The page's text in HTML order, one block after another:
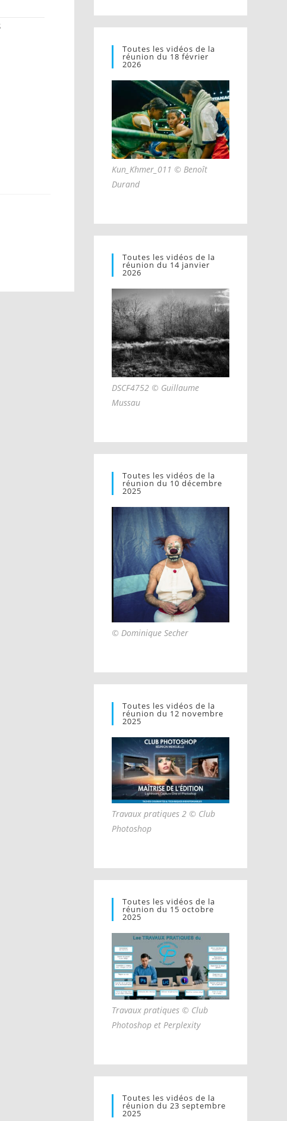
Toutes les vidéos de la
réunion du 18 février
2026
Kun_Khmer_011 © Benoît
Durand
Toutes les vidéos de la
réunion du 14 janvier
2026
DSCF4752 © Guillaume
Mussau
Toutes les vidéos de la
réunion du 10 décembre
2025
© Dominique Secher
Toutes les vidéos de la
réunion du 12 novembre
2025
Travaux pratiques 2 © Club
Photoshop
Toutes les vidéos de la
réunion du 15 octobre
2025
Travaux pratiques © Club
Photoshop et Perplexity
Toutes les vidéos de la
réunion du 23 septembre
2025